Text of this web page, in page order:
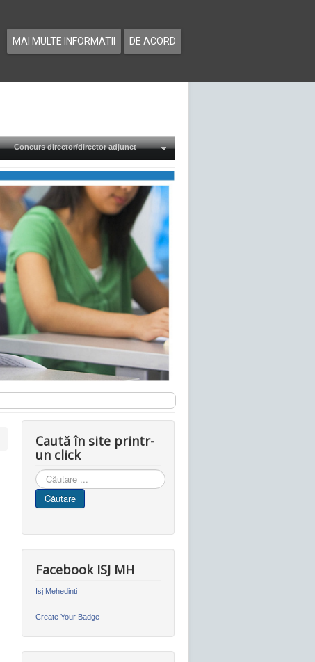
MAI MULTE INFORMATII DE ACORD
Concurs director/director adjunct
Caută în site printr-
un click
Cauta
in
site
Căutare
Facebook ISJ MH
Isj Mehedinti
Create Your Badge